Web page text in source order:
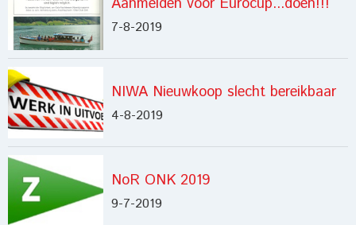
7-8-2019
NIWA Nieuwkoop slecht bereikbaar
4-8-2019
NoR ONK 2019
9-7-2019